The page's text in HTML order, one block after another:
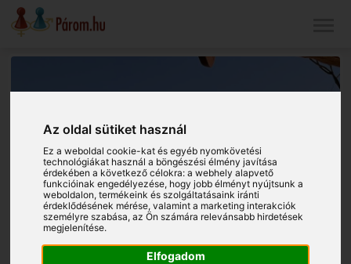
Az oldal sütiket használ
Ez a weboldal cookie-kat és egyéb nyomkövetési
technológiákat használ a böngészési élmény javítása
érdekében a következő célokra:a webhely alapvető
funkcióinak engedélyezése, hogy jobb élményt nyújtsunk a
weboldalon,termékeink és szolgáltatásaink iránti
érdeklődésének mérése, valamint a marketing interakciók
személyre szabása,az Ön számára relevánsabb hirdetések
megjelenítése.
Elfogadom